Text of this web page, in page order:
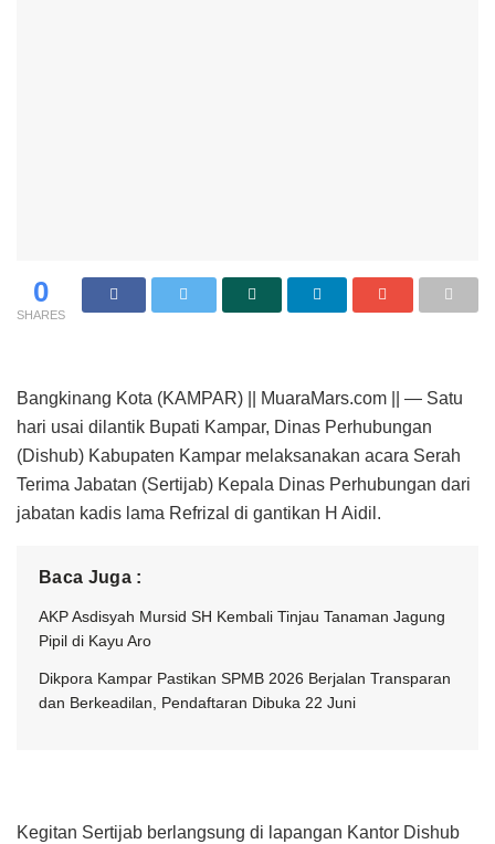
0
SHARES
Bangkinang Kota (KAMPAR) || MuaraMars.com || — Satu
hari usai dilantik Bupati Kampar, Dinas Perhubungan
(Dishub) Kabupaten Kampar melaksanakan acara Serah
Terima Jabatan (Sertijab) Kepala Dinas Perhubungan dari
jabatan kadis lama Refrizal di gantikan H Aidil.
Baca Juga :
AKP Asdisyah Mursid SH Kembali Tinjau Tanaman Jagung
Pipil di Kayu Aro
Dikpora Kampar Pastikan SPMB 2026 Berjalan Transparan
dan Berkeadilan, Pendaftaran Dibuka 22 Juni
Kegitan Sertijab berlangsung di lapangan Kantor Dishub